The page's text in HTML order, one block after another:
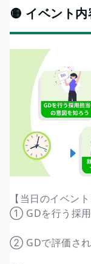
🟡 イベント内
【当日のイベン
① GDを行う採用
② GDで評価され